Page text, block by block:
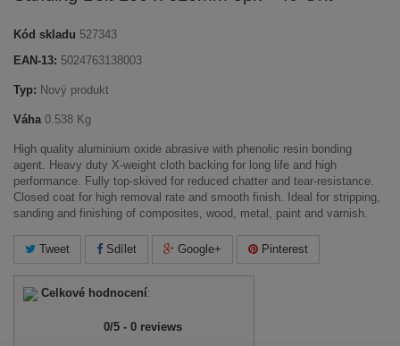
Kód skladu 527343
EAN-13: 5024763138003
Typ: Nový produkt
Váha 0.538 Kg
High quality aluminium oxide abrasive with phenolic resin bonding
agent. Heavy duty X-weight cloth backing for long life and high
performance. Fully top-skived for reduced chatter and tear-resistance.
Closed coat for high removal rate and smooth finish. Ideal for stripping,
sanding and finishing of composites, wood, metal, paint and varnish.
Tweet Sdílet Google+ Pinterest
Celkové hodnocení:
0/5 - 0 reviews